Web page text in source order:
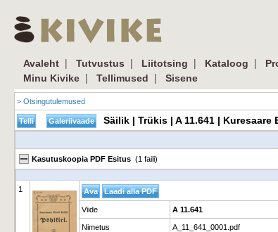
Avaleht | Tutvustus | Liitotsing | Kataloog |
Minu Kivike | Tellimused | Sisene
> Otsingutulemused
Säilik | Trükis | A 11.641 |
Kasutuskoopia PDF Esitus (1 faili)
1
Viide A 11.641
Nimetus A_11_641_0001.pdf